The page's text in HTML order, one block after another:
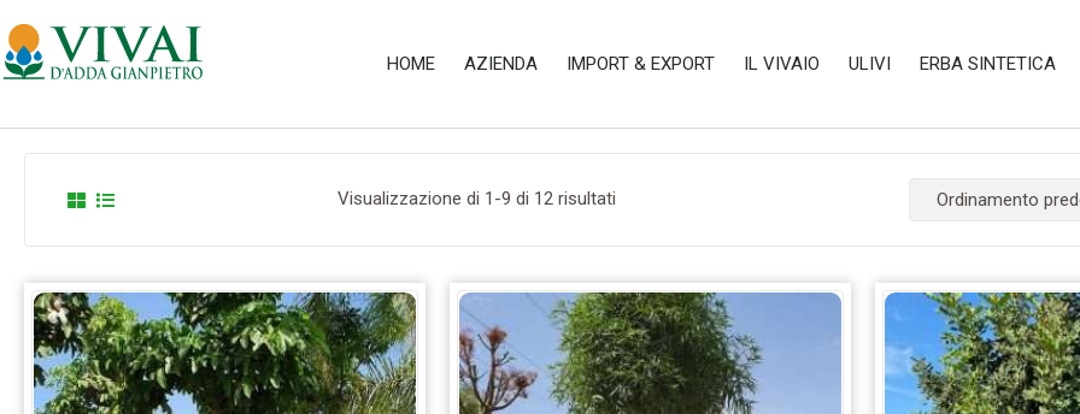
HOME AZIENDA IMPORT & EXPORT IL VIVAIO ULIVI ERBA SINTETICA
Visualizzazione di 1-9 di 12 risultati